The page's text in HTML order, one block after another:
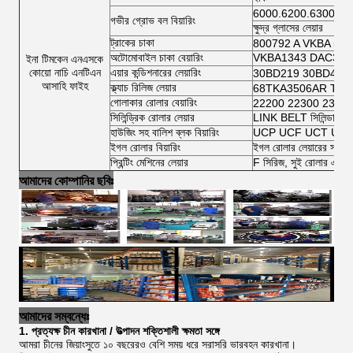
ইনা টিমকেন এনএসকে
কোয়ো নাচি এনটিএন
আসাহি ফাইহ
গভীর গ্রোভ বল বিয়ারিং
ক্ষুদ্র গ্লাসের লেয়ার
ট্রাকের চাকা
800792 A VKBA
অটোমোবাইল চাকা বেয়ারিং
VKBA1343
এয়ার কন্ডিশনারের লেয়ারিং
30BD219 30BD40
ক্ল্যাচ রিলিজ লেয়ার
68TKA3506AR
গোলাকার রোলার বেয়ারিং
22200 22300
সিলিন্ড্রিক রোলার লেয়ার
LINK BELT সিলিন্ডারিক
হাউজিং সহ বালিশ ব্লক বিয়ারিং
UCP UCF UCT
ইগল রোলার বিয়ারিং
ইগল রোলার লেয়ারের
প্রিন্টিং মেশিনের লেয়ার
F সিরিজ, সুই রোলার এবং
আমাদের কোম্পানির ছবিঃ
আমাদের সম্বন্ধেঃ
1. প্রত্যক্ষ চীন কারখানা / উত্পাদন শক্তিশালী ক্ষমতা সঙ্গে
আমরা চীনের জিয়াংসুতে ১০ বছরেরও বেশি সময় ধরে সরাসরি ভারবহন কারখানা।